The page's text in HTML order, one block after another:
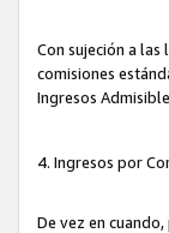
Con sujeción a
comisiones
Ingresos
4. Ingresos por
De vez en